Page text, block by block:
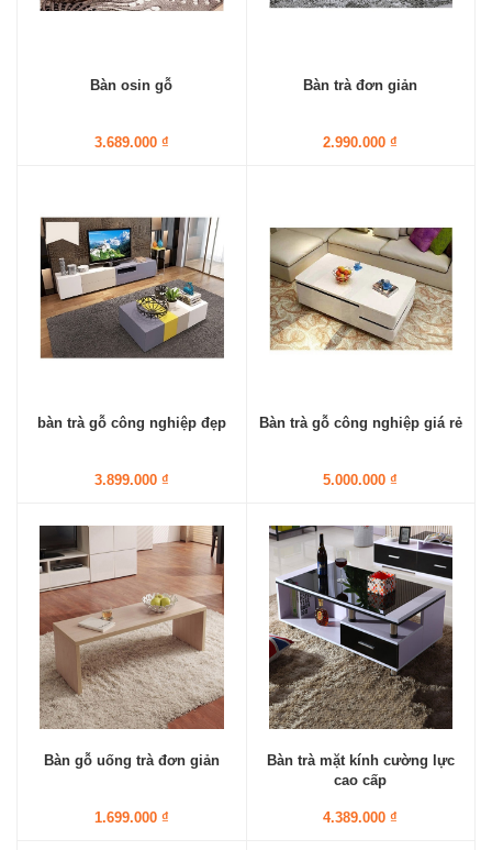
Bàn osin gỗ
3.689.000 ₫
Bàn trà đơn giản
2.990.000 ₫
bàn trà gỗ công nghiệp đẹp
3.899.000 ₫
Bàn trà gỗ công nghiệp giá rẻ
5.000.000 ₫
Bàn gỗ uống trà đơn giản
1.699.000 ₫
Bàn trà mặt kính cường lực
cao cấp
4.389.000 ₫